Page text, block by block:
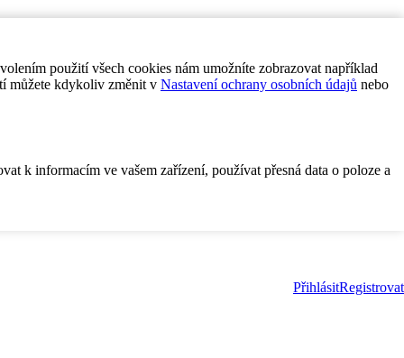
použití všech cookies nám umožníte zobrazovat například
můžete kdykoliv změnit v Nastavení ochrany osobních údajů nebo
k informacím ve vašem zařízení, používat přesná data o poloze a
PřihlásitRegistrovat